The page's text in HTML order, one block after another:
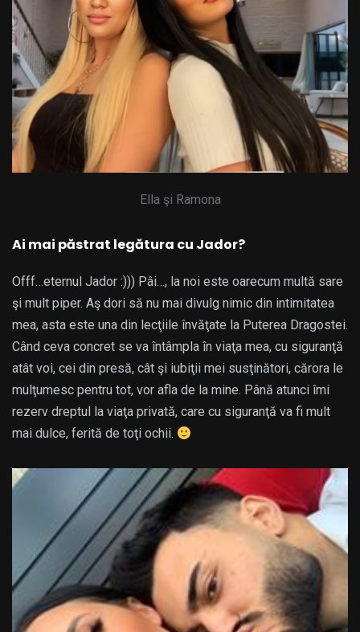
Ella şi Ramona
Ai mai păstrat legătura cu Jador?
Offf…eternul Jador :))) Pâi…, la noi este oarecum multă sare
şi mult piper. Aş dori să nu mai divulg nimic din intimitatea
mea, asta este una din lecţiile învăţate la Puterea Dragostei.
Când ceva concret se va întâmpla în viaţa mea, cu siguranţă
atât voi, cei din presă, cât şi iubiţii mei susţinători, cărora le
mulţumesc pentru tot, vor afla de la mine. Până atunci îmi
rezerv dreptul la viaţa privată, care cu siguranţă va fi mult
mai dulce, ferită de toţi ochii.